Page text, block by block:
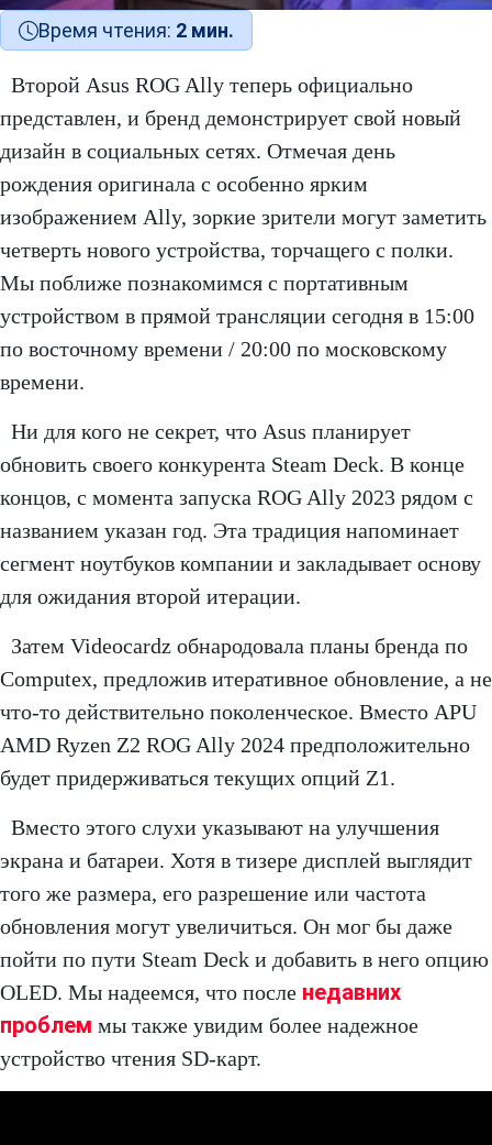
Время чтения: 2 мин.
Второй Asus ROG Ally теперь официально
представлен, и бренд демонстрирует свой новый
дизайн в социальных сетях. Отмечая день
рождения оригинала с особенно ярким
изображением Ally, зоркие зрители могут заметить
четверть нового устройства, торчащего с полки.
Мы поближе познакомимся с портативным
устройством в прямой трансляции сегодня в 15:00
по восточному времени / 20:00 по московскому
времени.
Ни для кого не секрет, что Asus планирует
обновить своего конкурента Steam Deck. В конце
концов, с момента запуска ROG Ally 2023 рядом с
названием указан год. Эта традиция напоминает
сегмент ноутбуков компании и закладывает основу
для ожидания второй итерации.
Затем Videocardz обнародовала планы бренда по
Computex, предложив итеративное обновление, а не
что-то действительно поколенческое. Вместо APU
AMD Ryzen Z2 ROG Ally 2024 предположительно
будет придерживаться текущих опций Z1.
Вместо этого слухи указывают на улучшения
экрана и батареи. Хотя в тизере дисплей выглядит
того же размера, его разрешение или частота
обновления могут увеличиться. Он мог бы даже
пойти по пути Steam Deck и добавить в него опцию
OLED. Мы надеемся, что после недавних
проблем мы также увидим более надежное
устройство чтения SD-карт.